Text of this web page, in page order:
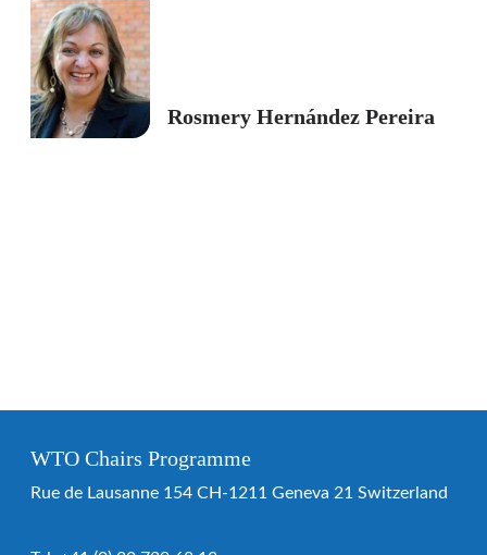
Rosmery Hernández Pereira
WTO Chairs Programme
Rue de Lausanne 154 CH-1211 Geneva 21 Switzerland